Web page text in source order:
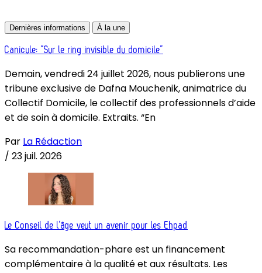
Dernières informations À la une
Canicule: “Sur le ring invisible du domicile”
Demain, vendredi 24 juillet 2026, nous publierons une
tribune exclusive de Dafna Mouchenik, animatrice du
Collectif Domicile, le collectif des professionnels d’aide
et de soin à domicile. Extraits. “En
Par La Rédaction
/ 23 juil. 2026
Le Conseil de l’âge veut un avenir pour les Ehpad
Sa recommandation-phare est un financement
complémentaire à la qualité et aux résultats. Les